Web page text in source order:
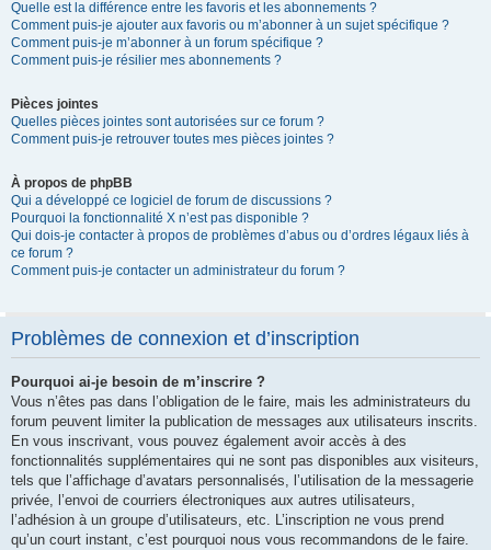
Quelle est la différence entre les favoris et les abonnements ?
Comment puis-je ajouter aux favoris ou m’abonner à un sujet spécifique ?
Comment puis-je m’abonner à un forum spécifique ?
Comment puis-je résilier mes abonnements ?
Pièces jointes
Quelles pièces jointes sont autorisées sur ce forum ?
Comment puis-je retrouver toutes mes pièces jointes ?
À propos de phpBB
Qui a développé ce logiciel de forum de discussions ?
Pourquoi la fonctionnalité X n’est pas disponible ?
Qui dois-je contacter à propos de problèmes d’abus ou d’ordres légaux liés à
ce forum ?
Comment puis-je contacter un administrateur du forum ?
Problèmes de connexion et d’inscription
Pourquoi ai-je besoin de m’inscrire ?
Vous n’êtes pas dans l’obligation de le faire, mais les administrateurs du
forum peuvent limiter la publication de messages aux utilisateurs inscrits.
En vous inscrivant, vous pouvez également avoir accès à des
fonctionnalités supplémentaires qui ne sont pas disponibles aux visiteurs,
tels que l’affichage d’avatars personnalisés, l’utilisation de la messagerie
privée, l’envoi de courriers électroniques aux autres utilisateurs,
l’adhésion à un groupe d’utilisateurs, etc. L’inscription ne vous prend
qu’un court instant, c’est pourquoi nous vous recommandons de le faire.